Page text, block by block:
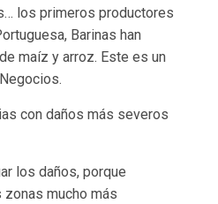
los primeros productores
Barinas han
maíz y arroz. Este es un
con daños más severos
los daños, porque
mucho más